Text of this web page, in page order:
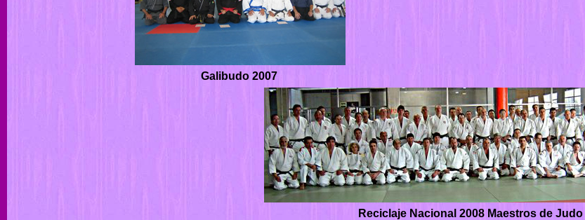
Galibudo 2007
Reciclaje Nacional 2008 Maestros de Judo